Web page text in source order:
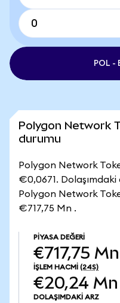
POL -
Polygon Network
durumu
Polygon Network
€0,0671. Dolaşımdaki
Polygon Network
€717,75 Mn .
PIYASA DEĞERI
€717,75 Mn
İŞLEM HACMI (24S)
€20,24 Mn
DOLAŞIMDAKI ARZ